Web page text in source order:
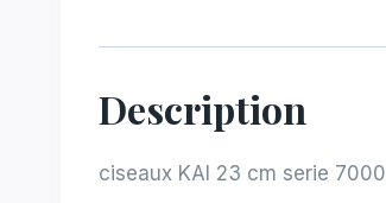
Description
ciseaux KAI 23 cm serie 7000